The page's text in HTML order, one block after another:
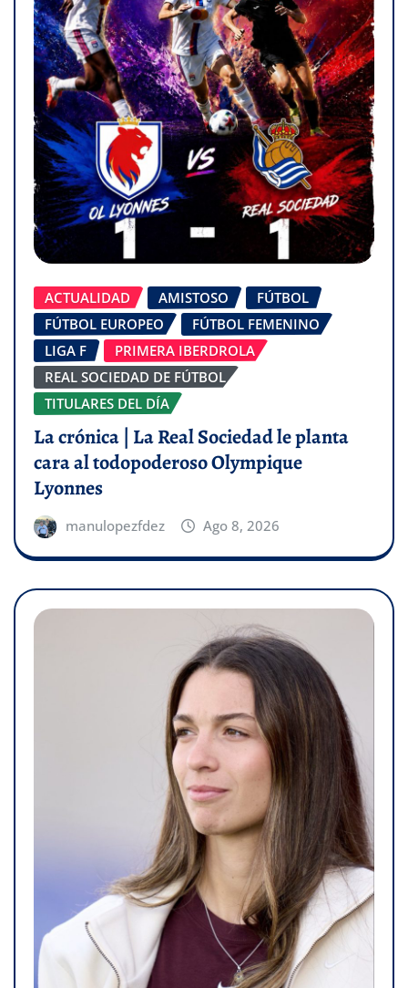
ACTUALIDAD AMISTOSO
FÚTBOL
FÚTBOL EUROPEO
FÚTBOL FEMENINO
LIGA F
PRIMERA IBERDROLA
REAL SOCIEDAD DE FÚTBOL
TITULARES DEL DÍA
La crónica | La Real Sociedad le planta
cara al todopoderoso Olympique
Lyonnes
manulopezfdez Ago 8, 2026